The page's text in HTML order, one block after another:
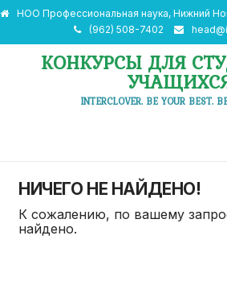
НОО Профессиональная наука, Нижний
(962) 508-7402
КОНКУРСЫ ДЛЯ
INTERCLOVER. BE YOUR BEST.
НИЧЕГО НЕ НАЙДЕНО!
К сожалению, по вашему
найдено.